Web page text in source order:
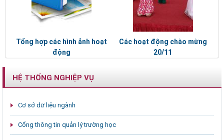
Tổng hợp các hình ảnh hoạt
động
Các hoạt động chào mừng
20/11
HỆ THỐNG NGHIỆP VỤ
Cơ sở dữ liệu ngành
Cổng thông tin quản lý trường học